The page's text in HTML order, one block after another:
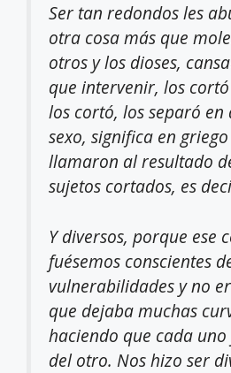
Ser tan redondos les
otra cosa más que
otros y los dioses,
que intervenir, los
los cortó, los separó
sexo, significa en
llamaron al resultado
sujetos cortados, es
Y diversos, porque ese
fuésemos conscientes
vulnerabilidades y no
que dejaba muchas
haciendo que cada
del otro. Nos hizo ser